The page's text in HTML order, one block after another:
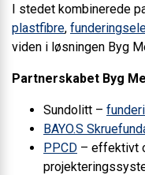
I stedet kombinerede
plastfibre,
viden i løsningen Byg
Partnerskabet Byg
Sundolitt –
BAYO.S
PPCD – effektivt